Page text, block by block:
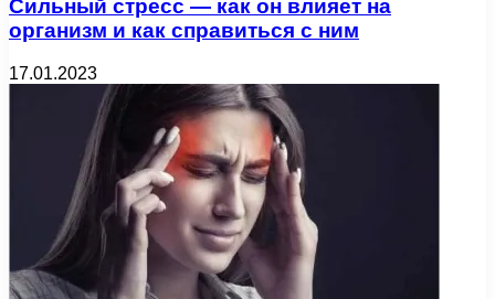
Сильный стресс — как он влияет на
организм и как справиться с ним
17.01.2023